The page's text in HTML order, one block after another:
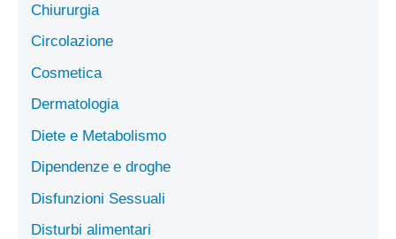
Chiururgia
Circolazione
Cosmetica
Dermatologia
Diete e Metabolismo
Dipendenze e droghe
Disfunzioni Sessuali
Disturbi alimentari